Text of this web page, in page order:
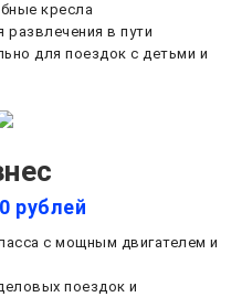
кресла
развлечения в пути
для поездок с детьми и
рублей
с мощным двигателем и
поездок и